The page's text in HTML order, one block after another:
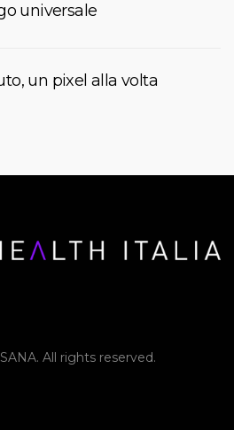
universale
un pixel alla volta
All rights reserved.